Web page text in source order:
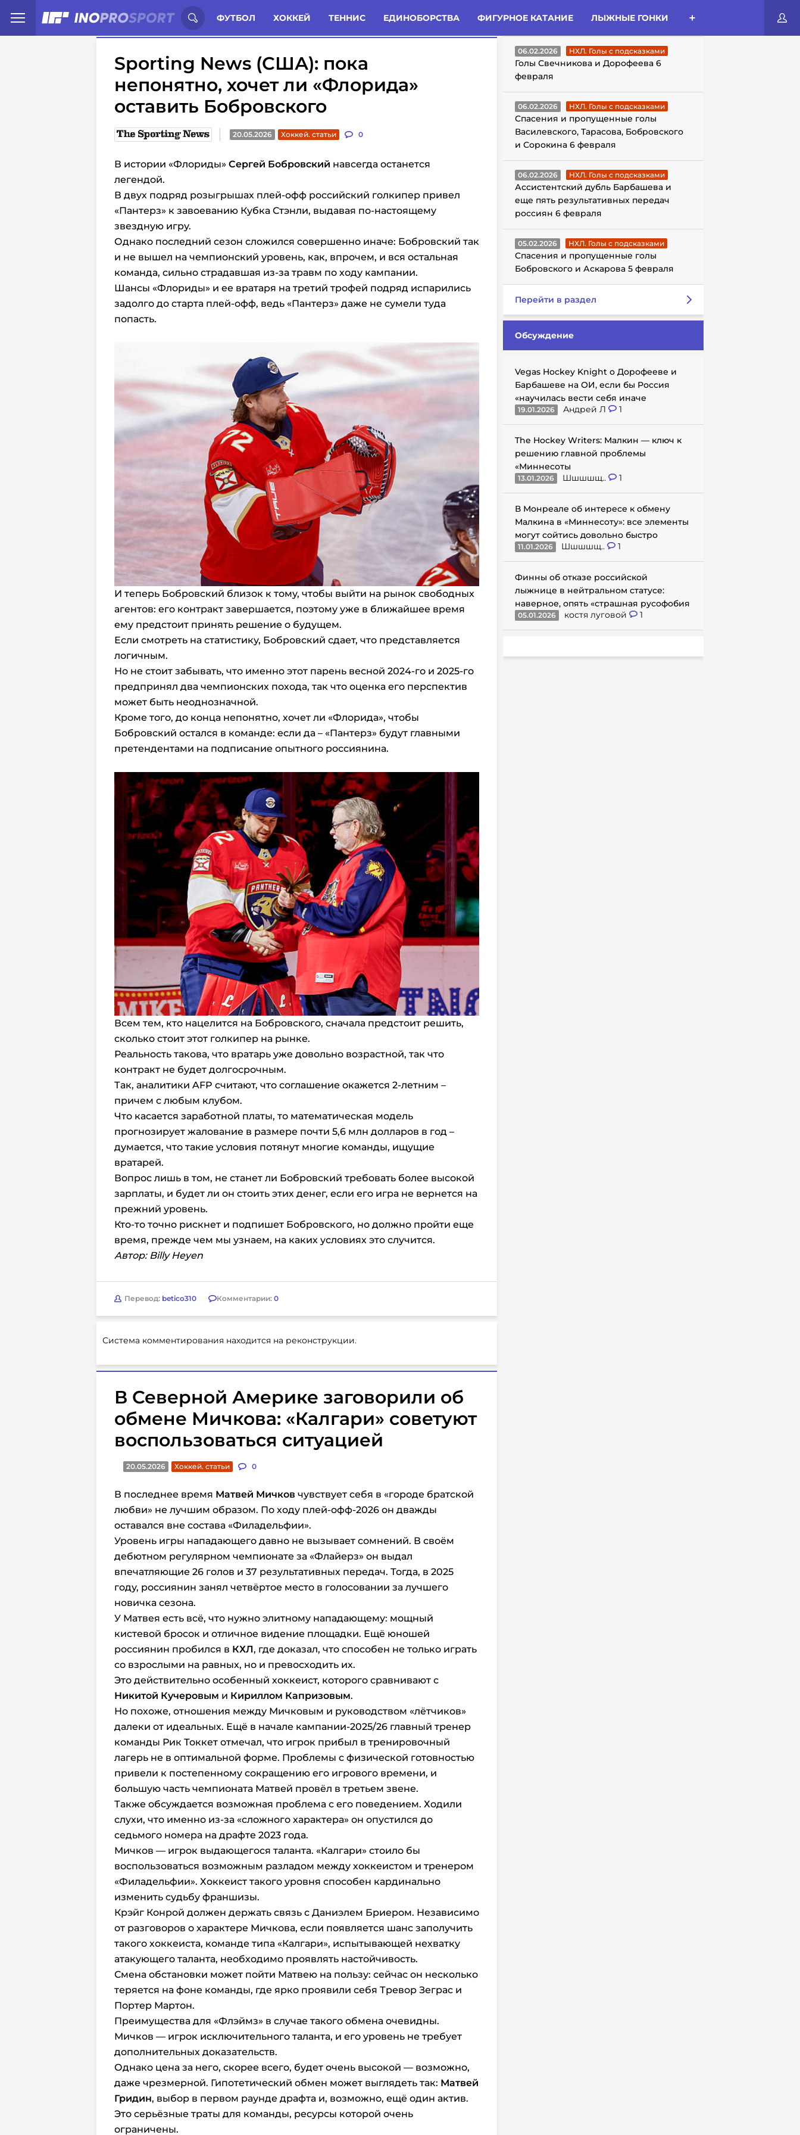
ФУТБОЛ ХОККЕЙ ТЕННИС ЕДИНОБОРСТВА ФИГУРНОЕ КАТАНИЕ ЛЫЖНЫЕ ГОНКИ
Иностранцы о спорте России: Статьи Комменты Новости
Sporting News (США): пока
непонятно, хочет ли «Флорида»
оставить Бобровского
20.05.2026 Хоккей. статьи 0
В истории «Флориды» Сергей Бобровский навсегда останется
легендой.
В двух подряд розыгрышах плей-офф российский голкипер привел
«Пантерз» к завоеванию Кубка Стэнли, выдавая по-настоящему
звездную игру.
Однако последний сезон сложился совершенно иначе: Бобровский так
и не вышел на чемпионский уровень, как, впрочем, и вся остальная
команда, сильно страдавшая из-за травм по ходу кампании.
Шансы «Флориды» и ее вратаря на третий трофей подряд испарились
задолго до старта плей-офф, ведь «Пантерз» даже не сумели туда
попасть.
И теперь Бобровский близок к тому, чтобы выйти на рынок свободных
агентов: его контракт завершается, поэтому уже в ближайшее время
ему предстоит принять решение о будущем.
Если смотреть на статистику, Бобровский сдает, что представляется
логичным.
Но не стоит забывать, что именно этот парень весной 2024-го и 2025-го
предпринял два чемпионских похода, так что оценка его перспектив
может быть неоднозначной.
Кроме того, до конца непонятно, хочет ли «Флорида», чтобы
Бобровский остался в команде: если да – «Пантерз» будут главными
претендентами на подписание опытного россиянина.
Всем тем, кто нацелится на Бобровского, сначала предстоит решить,
сколько стоит этот голкипер на рынке.
Реальность такова, что вратарь уже довольно возрастной, так что
контракт не будет долгосрочным.
Так, аналитики AFP считают, что соглашение окажется 2-летним –
причем с любым клубом.
Что касается заработной платы, то математическая модель
прогнозирует жалование в размере почти 5,6 млн долларов в год –
думается, что такие условия потянут многие команды, ищущие
вратарей.
Вопрос лишь в том, не станет ли Бобровский требовать более высокой
зарплаты, и будет ли он стоить этих денег, если его игра не вернется на
прежний уровень.
Кто-то точно рискнет и подпишет Бобровского, но должно пройти еще
время, прежде чем мы узнаем, на каких условиях это случится.
Автор: Billy Heyen
Перевод: betico310 Комментарии: 0
Система комментирования находится на реконструкции.
В Северной Америке заговорили об
обмене Мичкова: «Калгари» советуют
воспользоваться ситуацией
20.05.2026 Хоккей. статьи 0
В последнее время Матвей Мичков чувствует себя в «городе братской
любви» не лучшим образом. По ходу плей-офф-2026 он дважды
оставался вне состава «Филадельфии».
Уровень игры нападающего давно не вызывает сомнений. В своём
дебютном регулярном чемпионате за «Флайерз» он выдал
впечатляющие 26 голов и 37 результативных передач. Тогда, в 2025
году, россиянин занял четвёртое место в голосовании за лучшего
новичка сезона.
У Матвея есть всё, что нужно элитному нападающему: мощный
кистевой бросок и отличное видение площадки. Ещё юношей
россиянин пробился в КХЛ, где доказал, что способен не только играть
со взрослыми на равных, но и превосходить их.
Это действительно особенный хоккеист, которого сравнивают с
Никитой Кучеровым и Кириллом Капризовым.
Но похоже, отношения между Мичковым и руководством «лётчиков»
далеки от идеальных. Ещё в начале кампании-2025/26 главный тренер
команды Рик Токкет отмечал, что игрок прибыл в тренировочный
лагерь не в оптимальной форме. Проблемы с физической готовностью
привели к постепенному сокращению его игрового времени, и
большую часть чемпионата Матвей провёл в третьем звене.
Также обсуждается возможная проблема с его поведением. Ходили
слухи, что именно из-за «сложного характера» он опустился до
седьмого номера на драфте 2023 года.
Мичков — игрок выдающегося таланта. «Калгари» стоило бы
воспользоваться возможным разладом между хоккеистом и тренером
«Филадельфии». Хоккеист такого уровня способен кардинально
изменить судьбу франшизы.
Крэйг Конрой должен держать связь с Даниэлем Бриером. Независимо
от разговоров о характере Мичкова, если появляется шанс заполучить
такого хоккеиста, команде типа «Калгари», испытывающей нехватку
атакующего таланта, необходимо проявлять настойчивость.
Смена обстановки может пойти Матвею на пользу: сейчас он несколько
теряется на фоне команды, где ярко проявили себя Тревор Зеграс и
Портер Мартон.
Преимущества для «Флэймз» в случае такого обмена очевидны.
Мичков — игрок исключительного таланта, и его уровень не требует
дополнительных доказательств.
Однако цена за него, скорее всего, будет очень высокой — возможно,
даже чрезмерной. Гипотетический обмен может выглядеть так: Матвей
Гридин, выбор в первом раунде драфта и, возможно, ещё один актив.
Это серьёзные траты для команды, ресурсы которой очень
ограничены.
ГОЛЫ С ПОДСКАЗКАМИ
06.02.2026 НХЛ. Голы с подсказками
Голы Свечникова и Дорофеева 6
февраля
06.02.2026 НХЛ. Голы с подсказками
Спасения и пропущенные голы
Василевского, Тарасова, Бобровского
и Сорокина 6 февраля
06.02.2026 НХЛ. Голы с подсказками
Ассистентский дубль Барбашева и
еще пять результативных передач
россиян 6 февраля
05.02.2026 НХЛ. Голы с подсказками
Спасения и пропущенные голы
Бобровского и Аскарова 5 февраля
Перейти в раздел
Обсуждение
Vegas Hockey Knight о Дорофееве и
Барбашеве на ОИ, если бы Россия
«научилась вести себя иначе
19.01.2026 Андрей Л 1
The Hockey Writers: Малкин — ключ к
решению главной проблемы
«Миннесоты
13.01.2026 Шшшшщ.. 1
В Монреале об интересе к обмену
Малкина в «Миннесоту»: все элементы
могут сойтись довольно быстро
11.01.2026 Шшшшщ.. 1
Финны об отказе российской
лыжнице в нейтральном статусе:
наверное, опять «страшная русофобия
05.01.2026 костя луговой 1